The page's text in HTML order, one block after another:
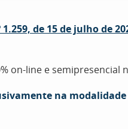
de 15 de julho de
on-line e
na